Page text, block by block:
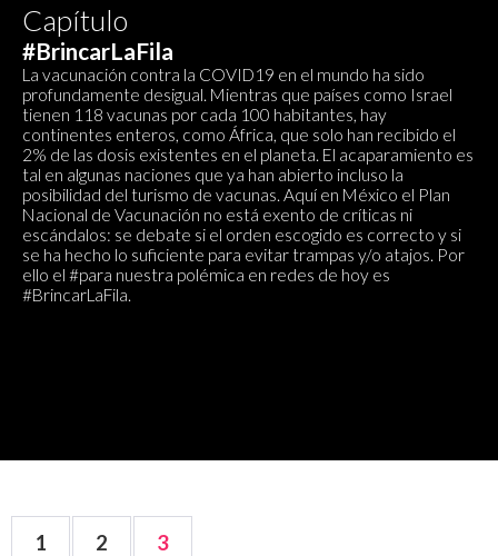
Capítulo
#BrincarLaFila
La vacunación contra la COVID19 en el mundo ha sido
profundamente desigual. Mientras que países como Israel
tienen 118 vacunas por cada 100 habitantes, hay
continentes enteros, como África, que solo han recibido el
2% de las dosis existentes en el planeta. El acaparamiento es
tal en algunas naciones que ya han abierto incluso la
posibilidad del turismo de vacunas. Aquí en México el Plan
Nacional de Vacunación no está exento de críticas ni
escándalos: se debate si el orden escogido es correcto y si
se ha hecho lo suficiente para evitar trampas y/o atajos. Por
ello el #para nuestra polémica en redes de hoy es
#BrincarLaFila.
1 2 3